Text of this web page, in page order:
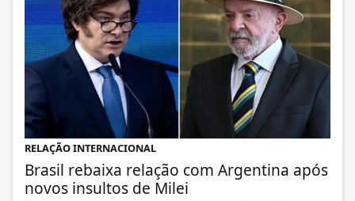
RELAÇÃO INTERNACIONAL
Brasil rebaixa relação com Argentina após
novos insultos de Milei